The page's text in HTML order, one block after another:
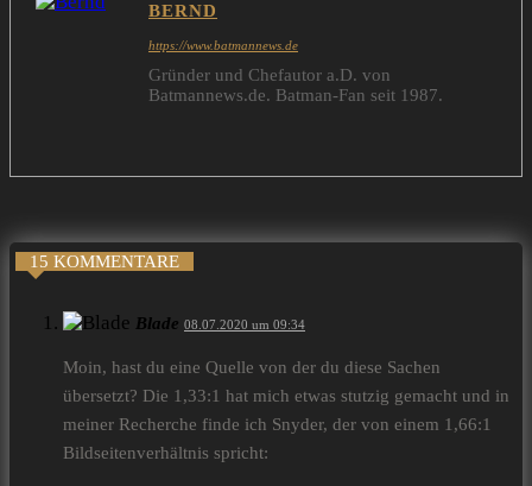
BERND
https://www.batmannews.de
Gründer und Chefautor a.D. von
Batmannews.de. Batman-Fan seit 1987.
15 KOMMENTARE
Blade 08.07.2020 um 09:34
Moin, hast du eine Quelle von der du diese Sachen
übersetzt? Die 1,33:1 hat mich etwas stutzig gemacht und in
meiner Recherche finde ich Snyder, der von einem 1,66:1
Bildseitenverhältnis spricht: